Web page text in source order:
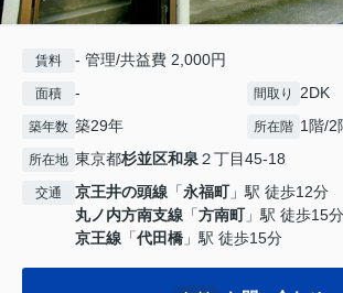
賃料 - 管理/共益費 2,000円
面積 - 間取り 2DK
築年数 築29年 所在階 1階/2
所在地 東京都杉並区和泉 ２丁目45-18
交通 京王井の頭線 「永福町」駅 徒歩12分
丸ノ内方南支線 「方南町」駅 徒歩15分
京王線 「代田橋 」駅 徒歩15分